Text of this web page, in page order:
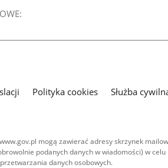
Polityka cookies Służba
mogą zawierać adresy skrzynek
podanych danych w wiadomości) w
danych osobowych.